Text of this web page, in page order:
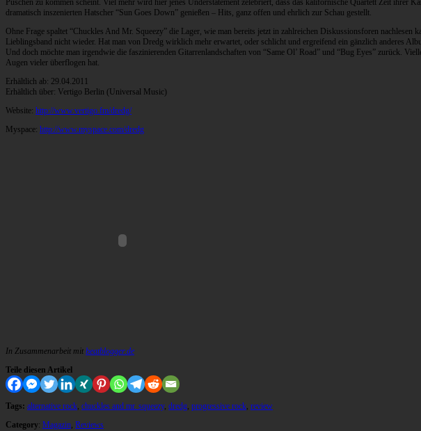
Puschen zu kommen scheint. Viel mehr wird hier jenes Understatement zelebriert, dass das kalifornische Quartett Zeit
dramatisch inszenierten Hatscher “Sun Goes Down” genießen – Hits, ganz offen und ehrlich zur Schau gestellt.
Ohne Frage spaltet “Chuckles And Mr. Squeezy” die Lager, wie man bereits jetzt in zahlreichen Diskussionsforen
Lieblingsband nicht wieder. Hat man von Dredg wirklich mehr erwartet, oder schlicht und ergreifend ein gänzlich anderes
Und doch möchte man irgendwie die faszinierenden Gitarrenlandschaften von “Same Ol’ Road” und “Bug Eyes” zurück.
Augen vieler überflogen hat.
Erhältlich ab: 29.04.2011
Erhältlich über: Vertigo Berlin (Universal Music)
Website: http://www.vertigo.fm/dredg/
Myspace: http://www.myspace.com/dredg
In Zusammenarbeit mit beatblogger.de
Teile diesen Artikel
Tags: alternative rock, chuckles and mr. squeezy, dredg, progressive rock, review
Category: Magazin, Reviews